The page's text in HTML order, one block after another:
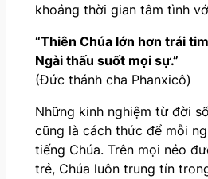
khoảng thời gian tâm tình
“Thiên Chúa lớn hơn trái
Ngài thấu suốt mọi sự.”
(Đức thánh cha Phanxicô)
Những kinh nghiệm từ đời
cũng là cách thức để mỗi
tiếng Chúa. Trên mọi nẻo
trẻ, Chúa luôn trung tín